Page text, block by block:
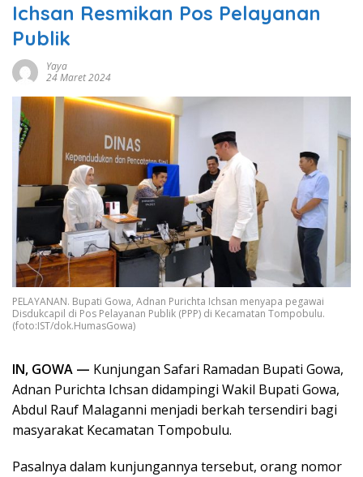
Ichsan Resmikan Pos Pelayanan
Publik
Yaya
24 Maret 2024
PELAYANAN. Bupati Gowa, Adnan Purichta Ichsan menyapa pegawai
Disdukcapil di Pos Pelayanan Publik (PPP) di Kecamatan Tompobulu.
(foto:IST/dok.HumasGowa)
IN, GOWA — Kunjungan Safari Ramadan Bupati Gowa,
Adnan Purichta Ichsan didampingi Wakil Bupati Gowa,
Abdul Rauf Malaganni menjadi berkah tersendiri bagi
masyarakat Kecamatan Tompobulu.
Pasalnya dalam kunjungannya tersebut, orang nomor